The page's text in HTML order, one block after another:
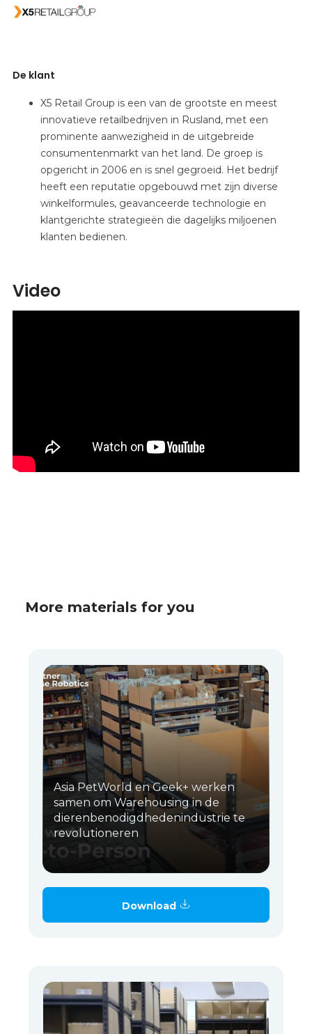
De klant
X5 Retail Group is een van de grootste en meest
innovatieve retailbedrijven in Rusland, met een
prominente aanwezigheid in de uitgebreide
consumentenmarkt van het land. De groep is
opgericht in 2006 en is snel gegroeid. Het bedrijf
heeft een reputatie opgebouwd met zijn diverse
winkelformules, geavanceerde technologie en
klantgerichte strategieën die dagelijks miljoenen
klanten bedienen.
Video
More materials for you
Asia PetWorld en Geek+ werken
samen om Warehousing in de
dierenbenodigdhedenindustrie te
revolutioneren
Download